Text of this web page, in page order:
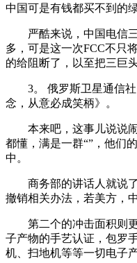
中国可是有钱都买不到的
严酷来说，中国电信三
多，可是这一次FCC不只
的给阻断了，以至把三巨
3。 俄罗斯卫星通信社
念，从意必成笑柄》。
本来吧，这事儿说说闹
都懂，满是一群“”，他们
中。
商务部的讲话人就说了
撤销相关办法，若美方，
第二个的冲击面积则更
子产物的手艺认证，包罗
机、扫地机等等一切电子产